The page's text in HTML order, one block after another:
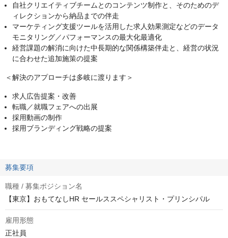
自社クリエイティブチームとのコンテンツ制作と、そのためのデ
ィレクションから納品までの伴走
マーケティング支援ツールを活用した求人効果測定などのデータ
モニタリング／パフォーマンスの最大化最適化
経営課題の解消に向けた中長期的な関係構築伴走と、経営の状況
に合わせた追加施策の提案
＜解決のアプローチは多岐に渡ります＞
求人広告提案・改善
転職／就職フェアへの出展
採用動画の制作
採用ブランディング戦略の提案
募集要項
職種 / 募集ポジション名
【東京】おもてなしHR セールススペシャリスト・プリンシパル
雇用形態
正社員